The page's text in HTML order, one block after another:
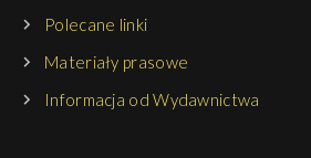
Polecane linki
Materiały prasowe
Informacja od Wydawnictwa